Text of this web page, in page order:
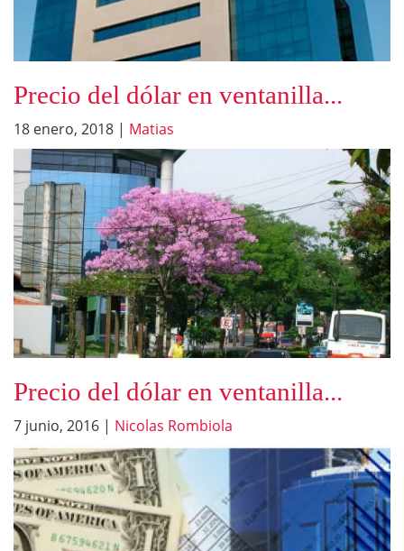
Precio del dólar en ventanilla...
18 enero, 2018 | Matias
Precio del dólar en ventanilla...
7 junio, 2016 | Nicolas Rombiola